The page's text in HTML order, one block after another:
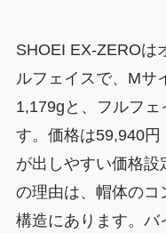
SHOEI EX-ZEROは
ルフェイスで、Mサ
1,179gと、フルフ
す。価格は59,940
が出しやすい価格設
の理由は、帽体のコ
構造にあります。バ